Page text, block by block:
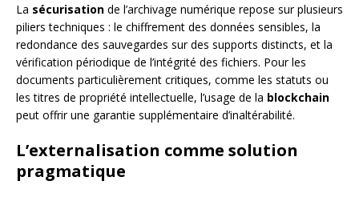
La sécurisation de l’archivage numérique repose sur plusieurs
piliers techniques : le chiffrement des données sensibles, la
redondance des sauvegardes sur des supports distincts, et la
vérification périodique de l’intégrité des fichiers. Pour les
documents particulièrement critiques, comme les statuts ou
les titres de propriété intellectuelle, l’usage de la blockchain
peut offrir une garantie supplémentaire d’inaltérabilité.
L’externalisation comme solution
pragmatique